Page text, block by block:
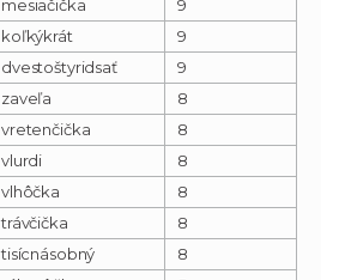
mesiačička
9
koľkýkrát
9
dvestoštyridsať
9
zaveľa
8
vretenčička
8
vlurdi
8
vlhôčka
8
trávčička
8
tisícnásobný
8